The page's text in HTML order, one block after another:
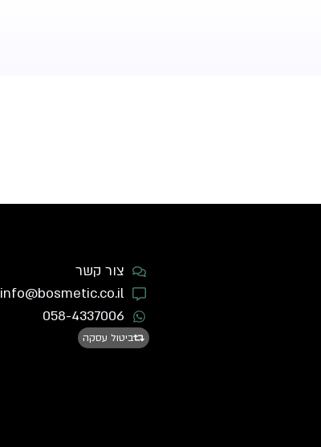
צור קשר
info@bosmetic.co.il
058-4337006
ביטול עסקה